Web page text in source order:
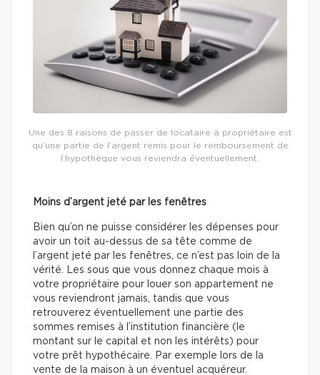
Une des 8 raisons de passer de locataire à propriétaire est
qu’une partie de l’argent remis pour le remboursement de
l’hypothèque vous reviendra éventuellement.
Moins d’argent jeté par les fenêtres
Bien qu’on ne puisse considérer les dépenses pour
avoir un toit au-dessus de sa tête comme de
l’argent jeté par les fenêtres, ce n’est pas loin de la
vérité. Les sous que vous donnez chaque mois à
votre propriétaire pour louer son appartement ne
vous reviendront jamais, tandis que vous
retrouverez éventuellement une partie des
sommes remises à l’institution financière (le
montant sur le capital et non les intérêts) pour
votre prêt hypothécaire. Par exemple lors de la
vente de la maison à un éventuel acquéreur.